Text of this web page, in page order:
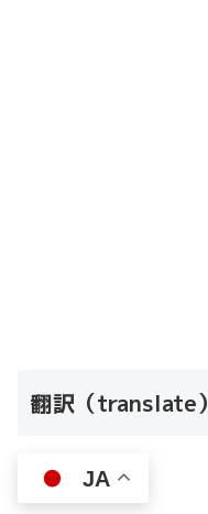
翻訳（translate）
JA